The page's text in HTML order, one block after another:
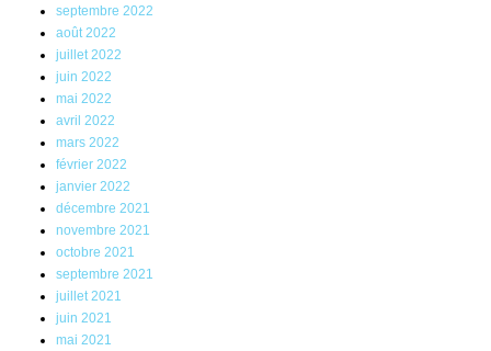
septembre 2022
août 2022
juillet 2022
juin 2022
mai 2022
avril 2022
mars 2022
février 2022
janvier 2022
décembre 2021
novembre 2021
octobre 2021
septembre 2021
juillet 2021
juin 2021
mai 2021